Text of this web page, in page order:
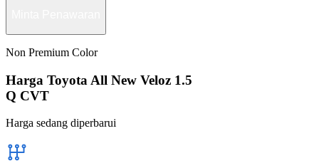
Non Premium Color
Harga Toyota All New Veloz 1.5
Q CVT
Harga sedang diperbarui